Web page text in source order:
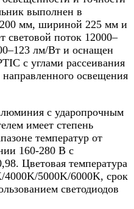
выполнен в
мм, шириной 225 мм и
световой поток 12000–
лм/Вт и оснащен
с углами рассеивания
направленного освещения
с ударопрочным
имеет степень
температур от
160-280 В с
Цветовая температура
4000K/5000K/6000K, срок
светодиодов